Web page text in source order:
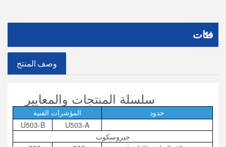
فئات
وصف المنتج
سلسلة المنتجات والمعايير
حدود المؤشرات الفنية
U503-A
U503-B
جيروسكوب